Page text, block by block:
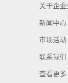
关于企
新闻中心
市场活动
联系我们
查看更多